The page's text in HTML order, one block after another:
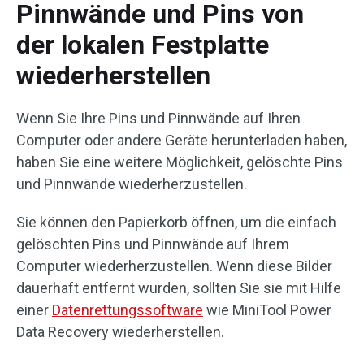
Pinnwände und Pins von
der lokalen Festplatte
wiederherstellen
Wenn Sie Ihre Pins und Pinnwände auf Ihren
Computer oder andere Geräte herunterladen haben,
haben Sie eine weitere Möglichkeit, gelöschte Pins
und Pinnwände wiederherzustellen.
Sie können den Papierkorb öffnen, um die einfach
gelöschten Pins und Pinnwände auf Ihrem
Computer wiederherzustellen. Wenn diese Bilder
dauerhaft entfernt wurden, sollten Sie sie mit Hilfe
einer Datenrettungssoftware wie MiniTool Power
Data Recovery wiederherstellen.